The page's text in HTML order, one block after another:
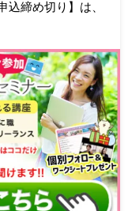
締め切り】は、